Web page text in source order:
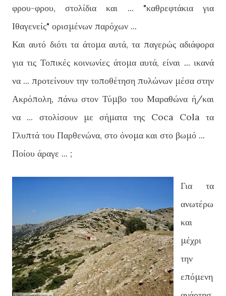
φρου-φρου, στολίδια και ... "καθρεφτάκια για
Ιθαγενείς" ορισμένων παρόχων ...
Και αυτό διότι τα άτομα αυτά, τα παγερώς αδιάφορα
για τις Τοπικές κοινωνίες άτομα αυτά, είναι ... ικανά
να ... προτείνουν την τοποθέτηση πυλώνων μέσα στην
Ακρόπολη, πάνω στον Τύμβο του Μαραθώνα ή/και
να ... στολίσουν με σήματα της Coca Cola τα
Γλυπτά του Παρθενώνα, στο όνομα και στο βωμό ...
Ποίου άραγε ... ;
Για τα
ανωτέρω
και
μέχρι
την
επόμενη